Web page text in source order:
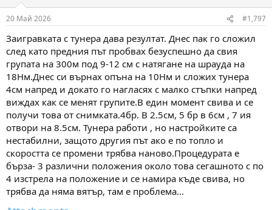
s
20 Май 2026 #1,797
Заигравката с тунера дава резултат. Днес пак го сложил
след като предния път пробвах безуспешно да свия
групата на 300м под 9-12 см с натягане на шрауда на
18Нм.Днес си върнах опъна на 10Нм и сложих тунера
4см напред и докато го нагласях с малко стъпки напред
виждах как се менят групите.В един момент свива и се
получи това от снимката.4бр. В 2.5см, 5 бр в 6см , 7 ия
отвори на 8.5см. Тунера работи , но настройките са
нестабилни, защото другия път ако е по топло и
скоростта се промени трябва наново.Процедурата е
бърза- 3 различни положения около това сегашното с по
4 изстрела на положение и се намира къде свива, но
трябва да няма вятър, там е проблема...